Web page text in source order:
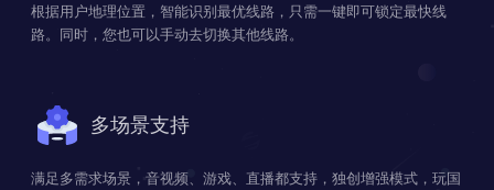
根据用户地理位置，智能识别最优线路，只需一键即可锁定最快线
路。同时，您也可以手动去切换其他线路。
多场景支持
满足多需求场景，音视频、游戏、直播都支持，独创增强模式，玩国